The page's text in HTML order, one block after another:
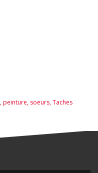
,peinture, soeurs,Taches